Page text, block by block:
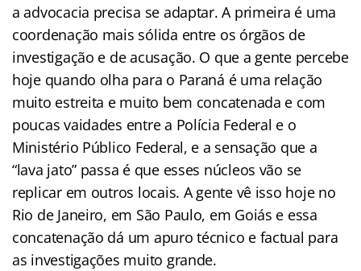
a advocacia precisa se adaptar. A primeira é uma
coordenação mais sólida entre os órgãos de
investigação e de acusação. O que a gente percebe
hoje quando olha para o Paraná é uma relação
muito estreita e muito bem concatenada e com
poucas vaidades entre a Polícia Federal e o
Ministério Público Federal, e a sensação que a
“lava jato” passa é que esses núcleos vão se
replicar em outros locais. A gente vê isso hoje no
Rio de Janeiro, em São Paulo, em Goiás e essa
concatenação dá um apuro técnico e factual para
as investigações muito grande.